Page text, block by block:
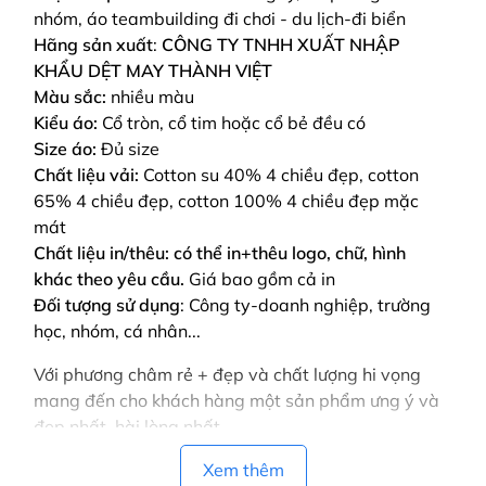
nhóm, áo teambuilding đi chơi - du lịch-đi biển
Hãng sản xuất: CÔNG TY TNHH XUẤT NHẬP
KHẨU DỆT MAY THÀNH VIỆT
Màu sắc: nhiều màu
Kiểu áo: Cổ tròn, cổ tim hoặc cổ bẻ đều có
Size áo: Đủ size
Chất liệu vải: Cotton su 40% 4 chiều đẹp, cotton
65% 4 chiều đẹp, cotton 100% 4 chiều đẹp mặc
mát
Chất liệu in/thêu: có thể in+thêu logo, chữ, hình
khác theo yêu cầu. Giá bao gồm cả in
Đối tượng sử dụng: Công ty-doanh nghiệp, trường
học, nhóm, cá nhân...
Với phương châm rẻ + đẹp và chất lượng hi vọng
mang đến cho khách hàng một sản phẩm ưng ý và
đẹp nhất, hài lòng nhất
Vui lòng liên hệ để được tư vấn! để gửi bảng màu,
Xem thêm